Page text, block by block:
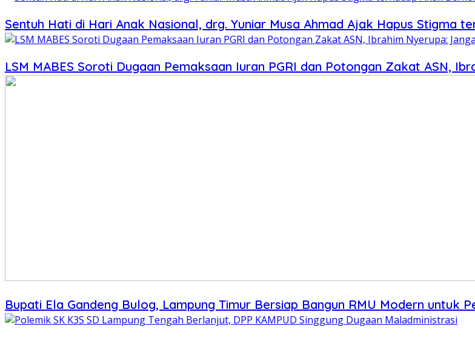
Sentuh Hati di Hari Anak Nasional, drg. Yuniar Musa Ahmad Ajak Hapus Stigma
LSM MABES Soroti Dugaan Pemaksaan Iuran PGRI dan Potongan Zakat ASN,
Bupati Ela Gandeng Bulog, Lampung Timur Bersiap Bangun RMU Modern untuk